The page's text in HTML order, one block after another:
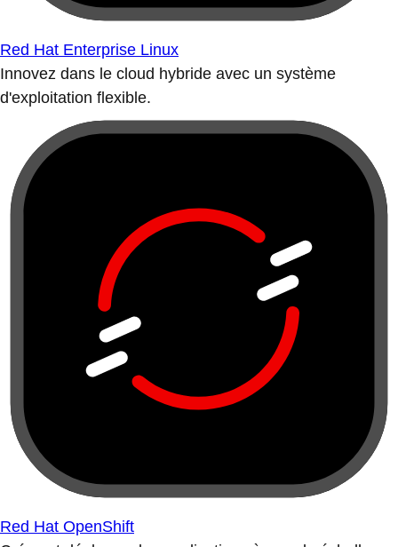
Red Hat Enterprise Linux
Innovez dans le cloud hybride avec un système
d'exploitation flexible.
Red Hat OpenShift